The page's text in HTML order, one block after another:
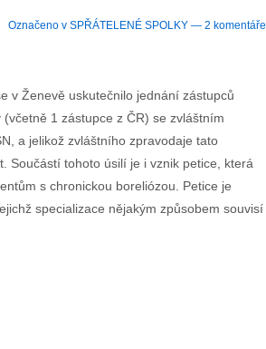
Označeno v SPŘÁTELENÉ SPOLKY — 2 komentáře
v Ženevě uskutečnilo jednání zástupců
1 zástupce z ČR) se zvláštním
a jelikož zvláštního zpravodaje tato
Součástí tohoto úsilí je i vznik petice, která
s chronickou boreliózou. Petice je
specializace nějakým způsobem souvisí